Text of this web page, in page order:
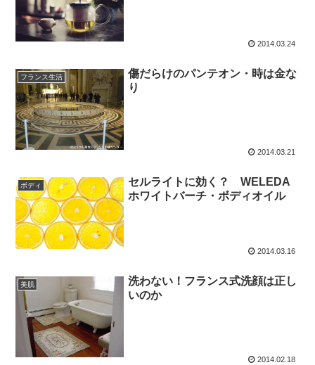
2014.03.24
フランス生活
傷だらけのパンテオン・時は金な
り
2014.03.21
ボディ
セルライトに効く？ WELEDA
ホワイトバーチ・ボディオイル
2014.03.16
美肌
洗わない！フランス式洗顔は正し
いのか
2014.02.18